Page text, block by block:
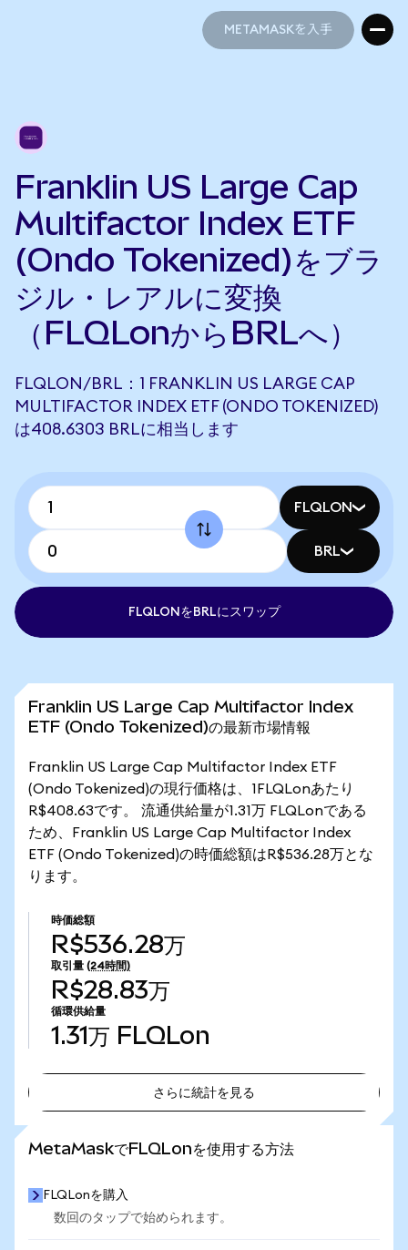
METAMASKを入手
Franklin US Large Cap
Multifactor Index ETF
(Ondo Tokenized)をブラ
ジル・レアルに変換
（FLQLonからBRLへ）
FLQLON/BRL：1 FRANKLIN US LARGE CAP
MULTIFACTOR INDEX ETF (ONDO TOKENIZED)
は408.6303 BRLに相当します
FLQLON
BRL
FLQLONをBRLにスワップ
Franklin US Large Cap Multifactor Index
ETF (Ondo Tokenized)の最新市場情報
Franklin US Large Cap Multifactor Index ETF
(Ondo Tokenized)の現行価格は、1FLQLonあたり
R$408.63です。 流通供給量が1.31万 FLQLonである
ため、Franklin US Large Cap Multifactor Index
ETF (Ondo Tokenized)の時価総額はR$536.28万とな
ります。
時価総額
R$536.28万
取引量 (24時間)
R$28.83万
循環供給量
1.31万 FLQLon
さらに統計を見る
MetaMaskでFLQLonを使用する方法
FLQLonを購入
数回のタップで始められます。